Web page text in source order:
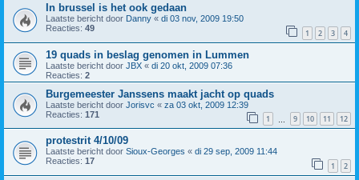
In brussel is het ook gedaan
Laatste bericht door Danny « di 03 nov, 2009 19:50
Reacties: 49 1 2 3 4
19 quads in beslag genomen in Lummen
Laatste bericht door JBX « di 20 okt, 2009 07:36
Reacties: 2
Burgemeester Janssens maakt jacht op quads
Laatste bericht door Jorisvc « za 03 okt, 2009 12:39
Reacties: 171 1 9 10 11 12
protestrit 4/10/09
Laatste bericht door Sioux-Georges « di 29 sep, 2009 11:44
Reacties: 17 1 2